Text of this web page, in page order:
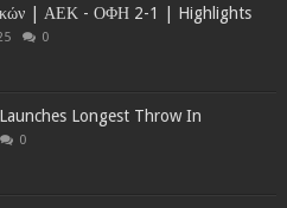
| ΑΕΚ - ΟΦΗ 2-1 | Highlights
0
Longest Throw In
0